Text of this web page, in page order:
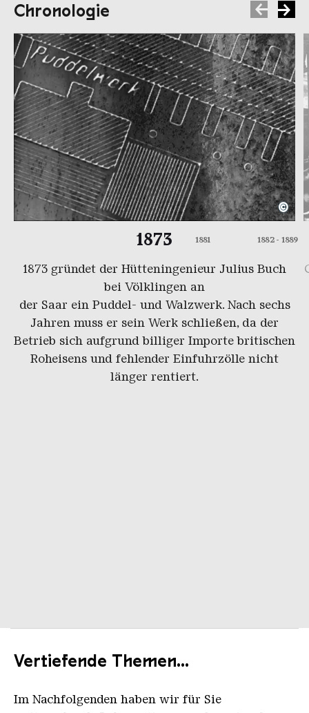
Chronologie
1873 1881 1882 - 1889
Planausschnitt des Puddelwerks
Copyright: Weltkulturerbe Völlkliner Hütte |
©
1873 gründet der Hütteningenieur Julius Buch
bei Völklingen an
der Saar ein Puddel- und Walzwerk. Nach sechs
Jahren muss er sein Werk schließen, da der
Betrieb sich aufgrund billiger Importe britischen
Roheisens und fehlender Einfuhrzölle nicht
länger rentiert.
Vertiefende Themen...
Im Nachfolgenden haben wir für Sie